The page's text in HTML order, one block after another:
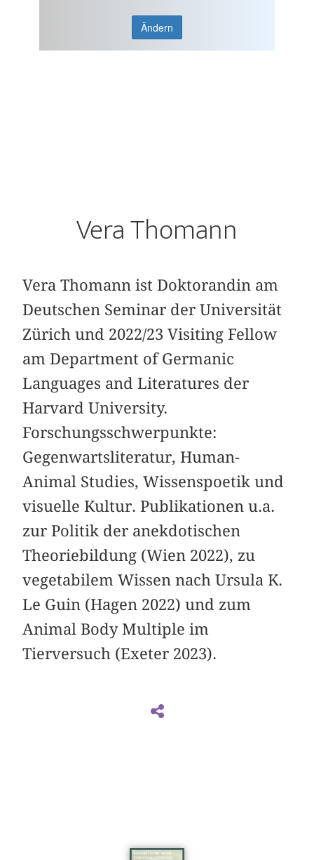
Ändern
Vera Thomann
Vera Thomann ist Doktorandin am
Deutschen Seminar der Universität
Zürich und 2022/23 Visiting Fellow
am Department of ­Germanic
Languages and Literatures der
Harvard University.
Forschungsschwerpunkte:
Gegenwartsliteratur, Human-
Animal Studies, Wissens­­poetik und
visuelle Kultur. Publikationen u.a.
zur Politik der anekdotischen
Theoriebildung (Wien 2022), zu
vegetabilem Wissen nach Ursula K.
Le Guin (Hagen 2022) und zum
Animal Body Multiple im
Tierversuch (Exeter 2023).